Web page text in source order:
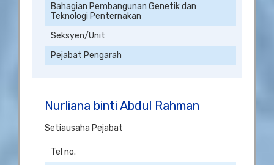
Bahagian Pembangunan Genetik dan
Teknologi Penternakan
Seksyen/Unit
Pejabat Pengarah
Nurliana binti Abdul Rahman
Setiausaha Pejabat
Tel no.